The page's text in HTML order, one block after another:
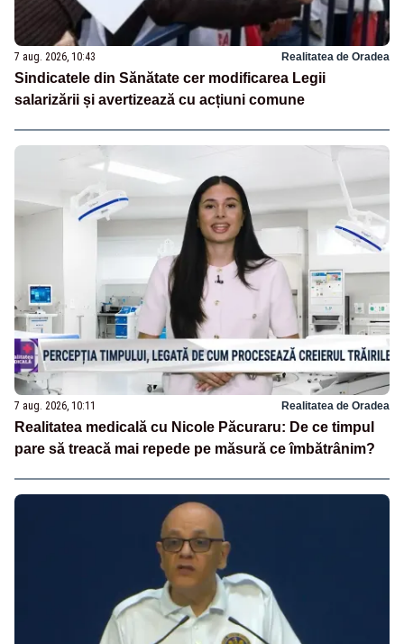
7 aug. 2026, 10:43 Realitatea de Oradea
Sindicatele din Sănătate cer modificarea Legii
salarizării și avertizează cu acțiuni comune
7 aug. 2026, 10:11 Realitatea de Oradea
Realitatea medicală cu Nicole Păcuraru: De ce timpul
pare să treacă mai repede pe măsură ce îmbătrânim?